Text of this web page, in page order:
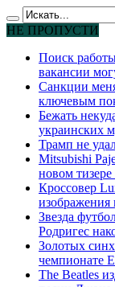
НЕ ПРОПУСТИ
Поиск
вакансии
Санкции
ключевым
Бежать
украинских
Трамп не
Mitsubishi
новом
Кроссовер
изображения
Звезда
Родригес
Золотых
чемпионате
The Beatles